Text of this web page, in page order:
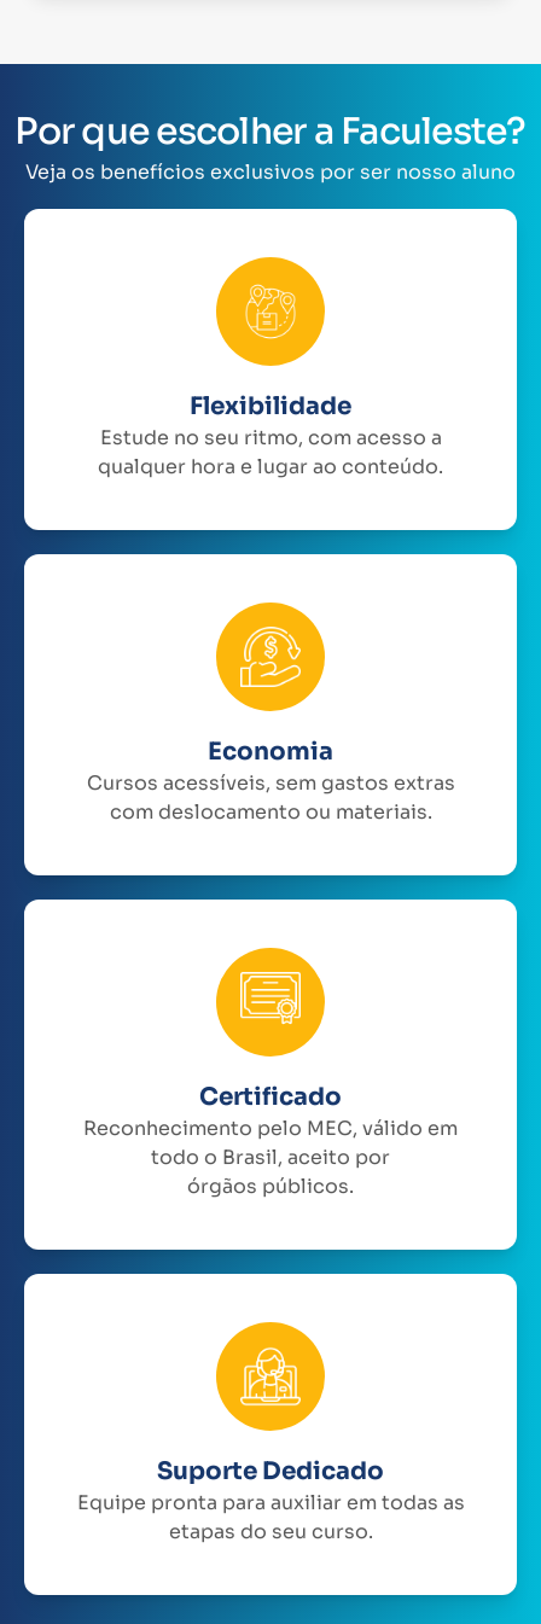
Por que escolher a Faculeste?
Veja os benefícios exclusivos por ser nosso aluno
Flexibilidade
Estude no seu ritmo, com acesso a
qualquer hora e lugar ao conteúdo.
Economia
Cursos acessíveis, sem gastos extras
com deslocamento ou materiais.
Certificado
Reconhecimento pelo MEC, válido em
todo o Brasil, aceito por
órgãos públicos.
Suporte Dedicado
Equipe pronta para auxiliar em todas as
etapas do seu curso.